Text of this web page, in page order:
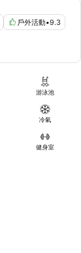
戶外活動•9.3
游泳池
冷氣
健身室